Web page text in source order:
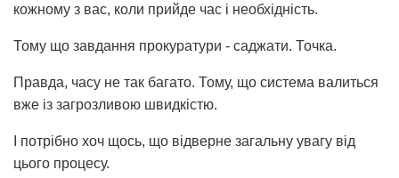
кожному з вас, коли прийде час і необхідність.
Тому що завдання прокуратури - саджати. Точка.
Правда, часу не так багато. Тому, що система валиться
вже із загрозливою швидкістю.
І потрібно хоч щось, що відверне загальну увагу від
цього процесу.